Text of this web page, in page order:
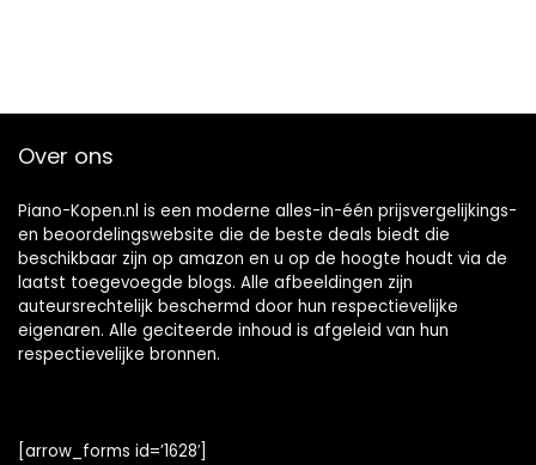
Over ons
Piano-Kopen.nl is een moderne alles-in-één prijsvergelijkings-
en beoordelingswebsite die de beste deals biedt die
beschikbaar zijn op amazon en u op de hoogte houdt via de
laatst toegevoegde blogs. Alle afbeeldingen zijn
auteursrechtelijk beschermd door hun respectievelijke
eigenaren. Alle geciteerde inhoud is afgeleid van hun
respectievelijke bronnen.
[arrow_forms id=’1628′]